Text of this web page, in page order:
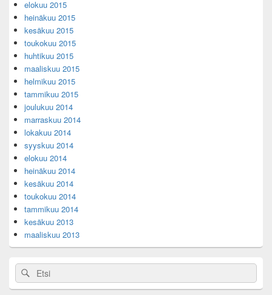
elokuu 2015
heinäkuu 2015
kesäkuu 2015
toukokuu 2015
huhtikuu 2015
maaliskuu 2015
helmikuu 2015
tammikuu 2015
joulukuu 2014
marraskuu 2014
lokakuu 2014
syyskuu 2014
elokuu 2014
heinäkuu 2014
kesäkuu 2014
toukokuu 2014
tammikuu 2014
kesäkuu 2013
maaliskuu 2013
Search
for: